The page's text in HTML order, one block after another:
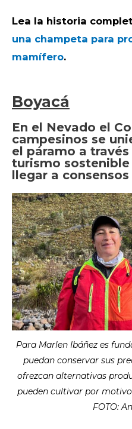
Lea la historia
una champeta para
mamífero.
Boyacá
En el Nevado el
campesinos se
el páramo a
turismo
llegar a
Para Marlen Ibáñez es
puedan conservar sus
ofrezcan alternativas
pueden cultivar por
FOTO: